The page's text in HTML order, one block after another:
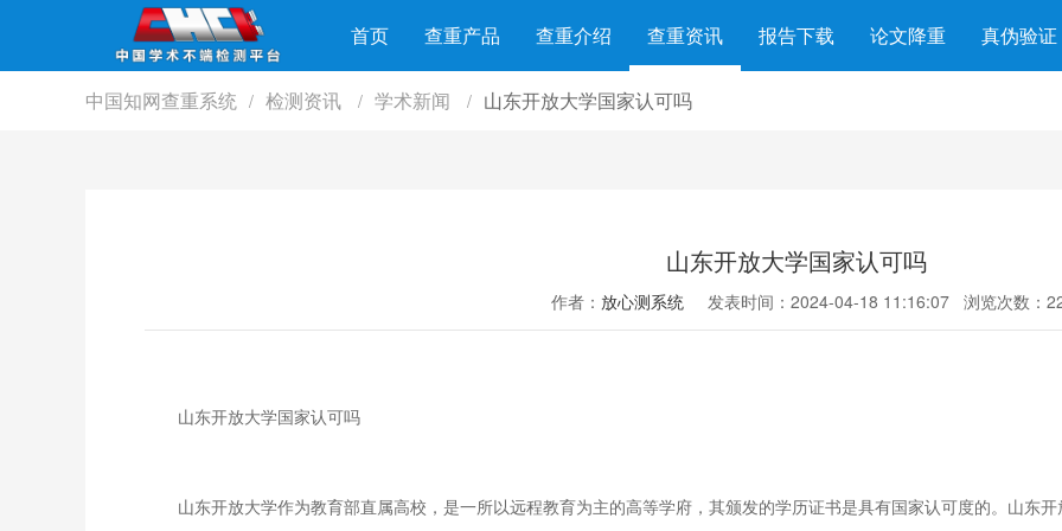
首页 查重产品 查重介绍 查重资讯 报告下载 论文降重 真伪验证
中国知网查重系统 / 检测资讯 / 学术新闻 / 山东开放大学国家认可吗
山东开放大学国家认可吗
作者： 放心测系统 发表时间：2024-04-18 11:16:07 浏览次数：
山东开放大学国家认可吗
山东开放大学作为教育部直属高校，是一所以远程教育为主的高等学府，其颁发的学历证书是具有国家认可度的。山东